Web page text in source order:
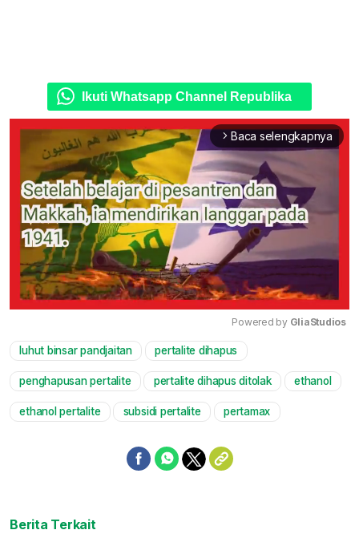
Ikuti Whatsapp Channel Republika
arrow_forward_ios Baca selengkapnya
Powered by GliaStudios
luhut binsar pandjaitan pertalite dihapus
penghapusan pertalite pertalite dihapus ditolak ethanol
ethanol pertalite subsidi pertalite pertamax
Berita Terkait